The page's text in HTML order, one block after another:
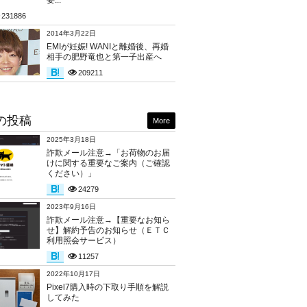
231886
2014年3月22日
EMIが妊娠! WANIと離婚後、再婚
相手の肥野竜也と第一子出産へ
209211
投稿
2025年3月18日
詐欺メール注意→「お荷物のお届
けに関する重要なご案内（ご確認
ください）」
24279
2023年9月16日
詐欺メール注意→【重要なお知ら
せ】解約予告のお知らせ（ＥＴＣ
利用照会サービス）
11257
2022年10月17日
Pixel7購入時の下取り手順を解説
してみた
More